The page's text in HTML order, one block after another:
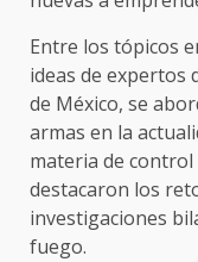
Entre los tópicos
ideas de expertos
de México, se
armas en la
materia de control
destacaron los
investigaciones
fuego.